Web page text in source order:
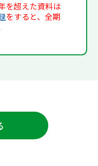
を超えた資料は
をすると、全期